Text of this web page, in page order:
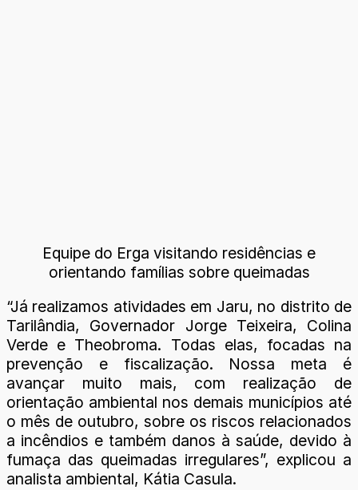
Equipe do Erga visitando residências e
orientando famílias sobre queimadas
“Já realizamos atividades em Jaru, no distrito de
Tarilândia, Governador Jorge Teixeira, Colina
Verde e Theobroma. Todas elas, focadas na
prevenção e fiscalização. Nossa meta é
avançar muito mais, com realização de
orientação ambiental nos demais municípios até
o mês de outubro, sobre os riscos relacionados
a incêndios e também danos à saúde, devido à
fumaça das queimadas irregulares”, explicou a
analista ambiental, Kátia Casula.